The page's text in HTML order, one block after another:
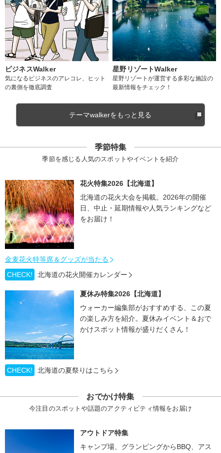
ビジネスWalker
気になるビジネスのアレコレ、ヒット
の裏側を徹底調査
星野リゾートWalker
星野リゾートが運営する多彩な施設の
最新情報をチェック！
テーマwalkerをもっと見る
季節特集
季節を感じる人気のスポットやイベントを紹介
花火特集2026【北海道】
北海道の花火大会を掲載。2026年の開催
日、中止・延期情報や人気ランキングなど
をお届け！
金麦花火特等席＆グッズが当たる
CHECK!
北海道の花火開催カレンダー
夏休み特集2026【北海道】
ウォーカー編集部がおすすめする、この夏
の楽しみ方を紹介。夏休みイベント＆おで
かけスポット情報が盛りだくさん！
CHECK! 北海道の夏祭りはこちら
おでかけ特集
今注目のスポットや話題のアクティビティ情報をお届け
アウトドア特集
キャンプ場、グランピングからBBQ、アス